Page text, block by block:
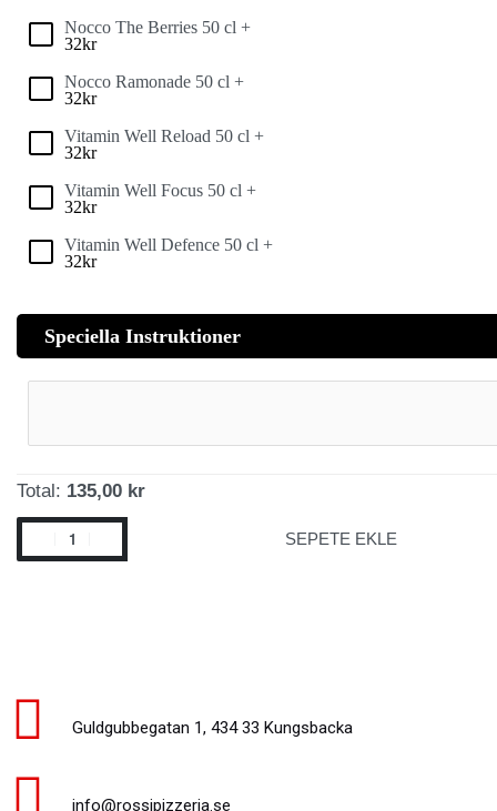
Nocco The Berries 50 cl +
32kr
Nocco Ramonade 50 cl +
32kr
Vitamin Well Reload 50 cl +
32kr
Vitamin Well Focus 50 cl +
32kr
Vitamin Well Defence 50 cl +
32kr
Speciella Instruktioner
Total: 135,00 kr
SEPETE EKLE
Guldgubbegatan 1, 434 33 Kungsbacka
info@rossipizzeria.se